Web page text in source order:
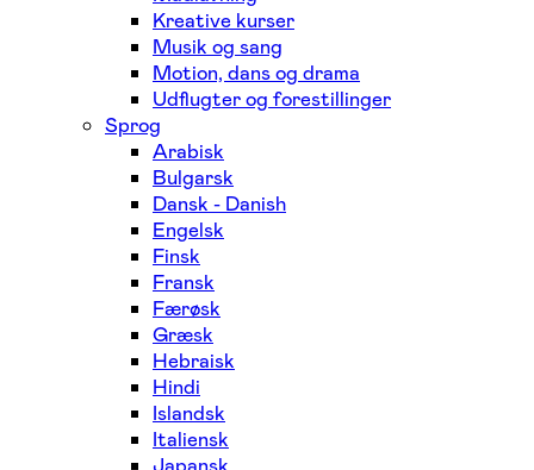
Kreative kurser
Musik og sang
Motion, dans og drama
Udflugter og forestillinger
Sprog
Arabisk
Bulgarsk
Dansk - Danish
Engelsk
Finsk
Fransk
Færøsk
Græsk
Hebraisk
Hindi
Islandsk
Italiensk